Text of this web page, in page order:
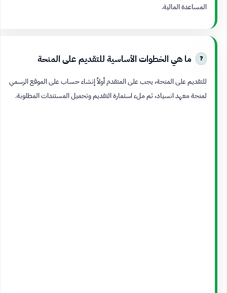
المساعدة المالية.
ما هي الخطوات الأساسية للتقديم على المنحة
للتقديم على المنحة، يجب على المتقدم أولاً إنشاء حساب على الموقع الرسمي
لمنحة معهد انسياد، ثم ملء استمارة التقديم وتحميل المستندات المطلوبة.